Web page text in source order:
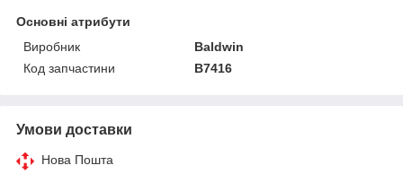
Основні атрибути
Виробник
Baldwin
Код запчастини
B7416
Умови доставки
Нова Пошта